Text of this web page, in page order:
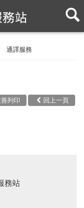
通譯服務
回上一頁
列印
務站